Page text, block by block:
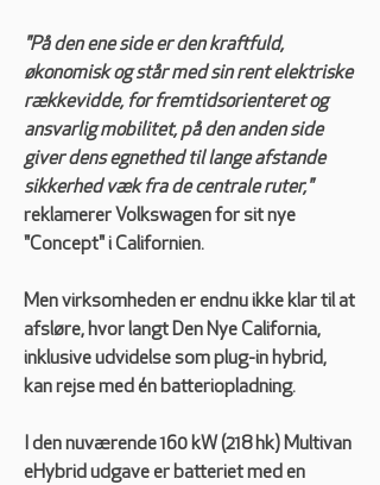
"På den ene side er den kraftfuld,
økonomisk og står med sin rent elektriske
rækkevidde, for fremtidsorienteret og
ansvarlig mobilitet, på den anden side
giver dens egnethed til lange afstande
sikkerhed væk fra de centrale ruter,"
reklamerer Volkswagen for sit nye
"Concept" i Californien.
Men virksomheden er endnu ikke klar til at
afsløre, hvor langt Den Nye California,
inklusive udvidelse som plug-in hybrid,
kan rejse med én batteriopladning.
I den nuværende 160 kW (218 hk) Multivan
eHybrid udgave er batteriet med en